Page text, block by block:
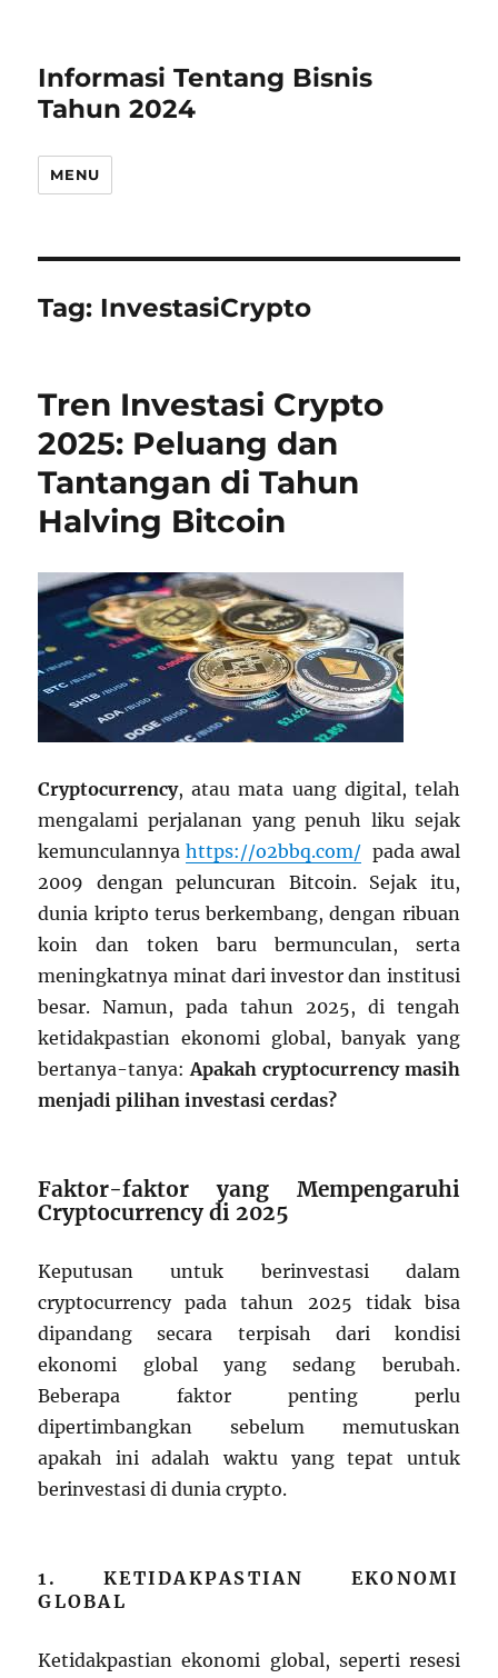
Informasi Tentang Bisnis
Tahun 2024
MENU
Tag: InvestasiCrypto
Tren Investasi Crypto
2025: Peluang dan
Tantangan di Tahun
Halving Bitcoin
Cryptocurrency, atau mata uang digital, telah
mengalami perjalanan yang penuh liku sejak
kemunculannyahttps://o2bbq.com/ pada awal
2009 dengan peluncuran Bitcoin. Sejak itu,
dunia kripto terus berkembang, dengan ribuan
koin dan token baru bermunculan, serta
meningkatnya minat dari investor dan institusi
besar. Namun, pada tahun 2025, di tengah
ketidakpastian ekonomi global, banyak yang
bertanya-tanya:Apakah cryptocurrency masih
menjadi pilihan investasi cerdas?
Faktor-faktor yang Mempengaruhi
Cryptocurrency di 2025
Keputusan untuk berinvestasi dalam
cryptocurrency pada tahun 2025 tidak bisa
dipandang secara terpisah dari kondisi
ekonomi global yang sedang berubah.
Beberapa faktor penting perlu
dipertimbangkan sebelum memutuskan
apakah ini adalah waktu yang tepat untuk
berinvestasi di dunia crypto.
1. KETIDAKPASTIAN EKONOMI
GLOBAL
Ketidakpastian ekonomi global, seperti resesi